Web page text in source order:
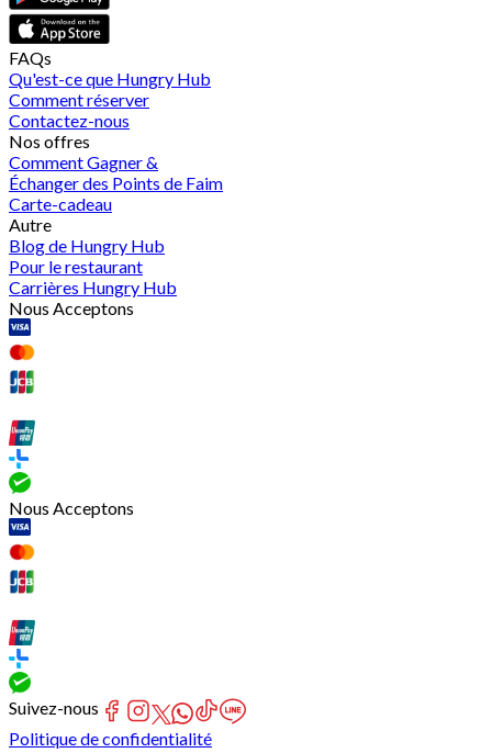
FAQs
Qu'est-ce que Hungry Hub
Comment réserver
Contactez-nous
Nos offres
Comment Gagner &
Échanger des Points de Faim
Carte-cadeau
Autre
Blog de Hungry Hub
Pour le restaurant
Carrières Hungry Hub
Nous Acceptons
Nous Acceptons
Suivez-nous
Politique de confidentialité